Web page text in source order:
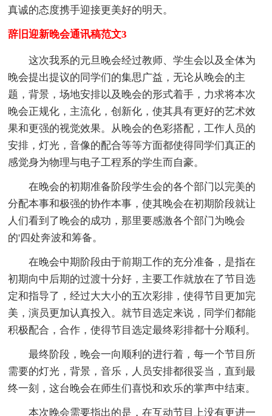
真诚的态度携手迎接更美好的明天。
辞旧迎新晚会通讯稿范文3
这次我系的元旦晚会经过教师、学生会以及全体为
晚会提出提议的同学们的集思广益，无论从晚会的主
题，背景，场地安排以及晚会的形式着手，力求将本次
晚会正规化，主流化，创新化，使其具有更好的艺术效
果和更强的视觉效果。从晚会的色彩搭配，工作人员的
安排，灯光，音像的配合等等方面都使得同学们真正的
感觉身为物理与电子工程系的学生而自豪。
在晚会的初期准备阶段学生会的各个部门以完美的
分配本事和极强的协作本事，使其晚会在初期阶段就让
人们看到了晚会的成功，那里要感激各个部门为晚会
的'四处奔波和筹备。
在晚会中期阶段由于前期工作的充分准备，是指在
初期向中后期的过渡十分好，主要工作就放在了节目选
定和指导了，经过大大小的五次彩排，使得节目更加完
美，演员更加认真投入。就节目选定来说，同学们都能
积极配合，合作，使得节目选定最终彩排都十分顺利。
最终阶段，晚会一向顺利的进行着，每一个节目所
需要的灯光，背景，音乐，人员安排都很妥当，直到最
终一刻，这台晚会在师生们喜悦和欢乐的掌声中结束。
本次晚会需要指出的是，在互动节目上没有更进一